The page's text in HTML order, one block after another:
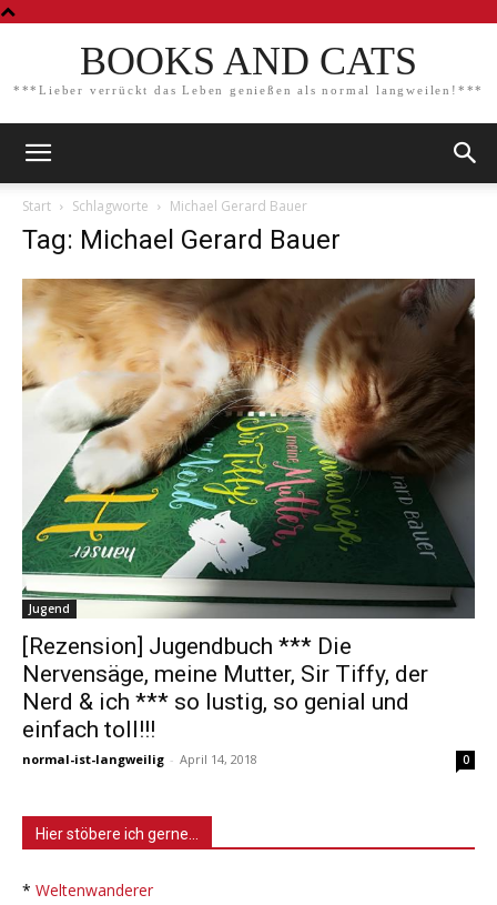
BOOKS AND CATS
***Lieber verrückt das Leben genießen als normal langweilen!***
Start Schlagworte Michael Gerard Bauer
Tag: Michael Gerard Bauer
Jugend
[Rezension] Jugendbuch *** Die
Nervensäge, meine Mutter, Sir Tiffy, der
Nerd & ich *** so lustig, so genial und
einfach toll!!!
normal-ist-langweilig - April 14, 2018 0
Hier stöbere ich gerne…
* Weltenwanderer